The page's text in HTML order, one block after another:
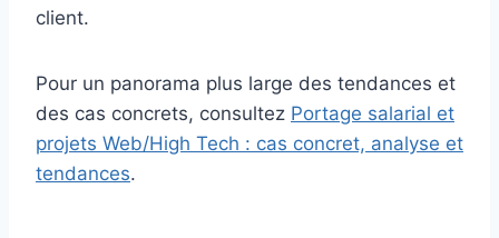
client.
Pour un panorama plus large des tendances et
des cas concrets, consultez Portage salarial et
projets Web/High Tech : cas concret, analyse et
tendances.